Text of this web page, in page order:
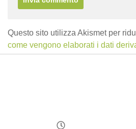
Questo sito utilizza Akismet per
come vengono elaborati i dati